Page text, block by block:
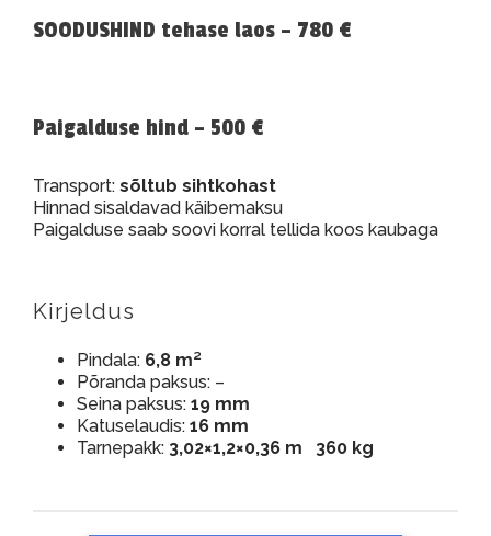
SOODUSHIND tehase laos – 780 €
Paigalduse hind – 500 €
Transport: sõltub sihtkohast
Hinnad sisaldavad käibemaksu
Paigalduse saab soovi korral tellida koos kaubaga
Kirjeldus
Pindala: 6,8 m²
Põranda paksus: –
Seina paksus: 19 mm
Katuselaudis: 16 mm
Tarnepakk: 3,02×1,2×0,36 m 360 kg